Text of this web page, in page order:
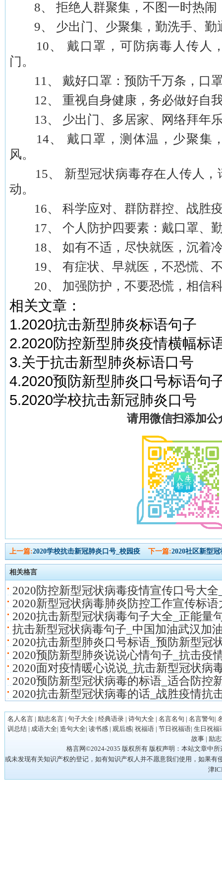
8、 拒绝人群聚集，不图一时热闹
9、 少出门、少聚集，勤洗手、勤
10、 戴口罩，可防病毒人传人
门。
11、 戴好口罩：预防千万条，口
12、 重视自身健康，务必做好自
13、 少出门、多居家、网络拜年
14、 戴口罩，测体温，少聚集
风。
15、 新型冠状病毒存在人传人，
动。
16、 科学应对、群防群控、战胜
17、 个人防护四要素：戴口罩、
18、 如有不适，尽快就医，沉着
19、 有症状、早就医，不恐慌、
20、 加强防护，不要恐慌，相信
相关文章：
1.2020抗击新型肺炎标语句子
2.2020防控新型肺炎疫情横幅标
3.关于抗击新型肺炎标语口号
4.2020预防新型肺炎口号标语句
5.2020学校抗击新冠肺炎口号
请用微信扫添加公
上一篇:2020学校抗击新冠肺炎口号_校园疫 下一篇:2020社区新型
相关格言
2020防控新型冠状病毒疫情宣传口号大
2020新型冠状病毒肺炎防控工作宣传标
2020抗击新型冠状病毒句子大全_正能量
抗击新型冠状病毒句子_中国加油武汉加
2020抗击新型肺炎口号标语_预防新型冠
2020预防新型肺炎说说心情句子_抗击疫
2020面对疫情暖心说说_抗击新型冠状病
2020预防新型冠状病毒的标语_适合防控
2020抗击新型冠状病毒的话_战胜疫情抗
名人名言| 励志名言| 句子大全| 经典语录| 诗句大全| 名言名句 | 名言警句|
训总结| 成语大全| 造句大全| 读书感| 观后感| 祝福语| 节日祝福语| 生日祝福
故事| 励
格言网©2024-2035 版权所有 版权声明：本站文章中
或未发现有关知识产权的登记，如有知识产权人并不愿意我们使用，如果有
津